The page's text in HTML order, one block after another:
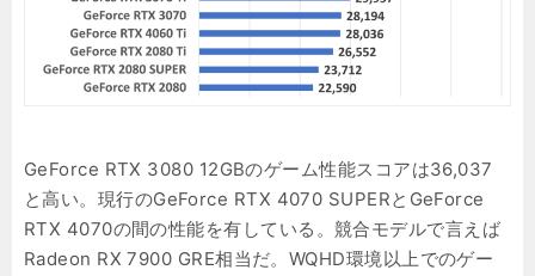
GeForce RTX 3080 12GBのゲーム性能スコアは36,037
と高い。現行のGeForce RTX 4070 SUPERとGeForce
RTX 4070の間の性能を有している。競合モデルで言えば
Radeon RX 7900 GRE相当だ。WQHD環境以上でのゲー